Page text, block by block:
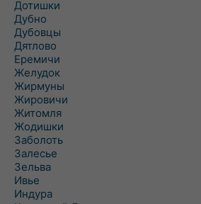
Дотишки
Дубно
Дубовцы
Дятлово
Еремичи
Желудок
Жирмуны
Жировичи
Житомля
Жодишки
Заболоть
Залесье
Зельва
Ивье
Индура